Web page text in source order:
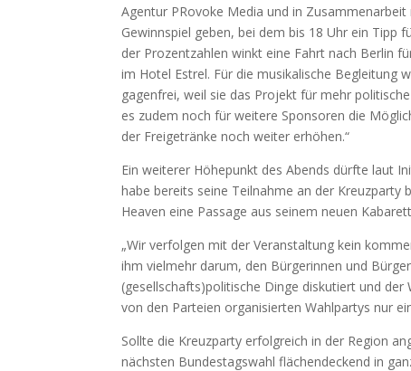
Agentur PRovoke Media und in
Gewinnspiel geben, bei dem bis 18 Uhr ein Tipp
der Prozentzahlen winkt eine Fahrt nach Berlin
im Hotel Estrel. Für die musikalische Begleitung
gagenfrei, weil sie das Projekt für mehr
es zudem noch für weitere Sponsoren die
der Freigetränke noch weiter erhöhen.“
Ein weiterer Höhepunkt des Abends dürfte laut
habe bereits seine Teilnahme an der
Heaven eine Passage aus seinem neuen
„Wir verfolgen mit der Veranstaltung kein
ihm vielmehr darum, den Bürgerinnen und
(gesellschafts)politische Dinge diskutiert und
von den Parteien organisierten Wahlpartys nur
Sollte die Kreuzparty erfolgreich in der Region
nächsten Bundestagswahl flächendeckend in